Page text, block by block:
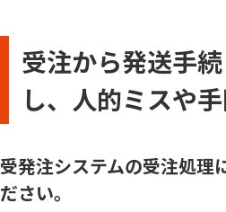
受注から発送手
し、人的ミスや
受発注システムの受注処理
ださい。